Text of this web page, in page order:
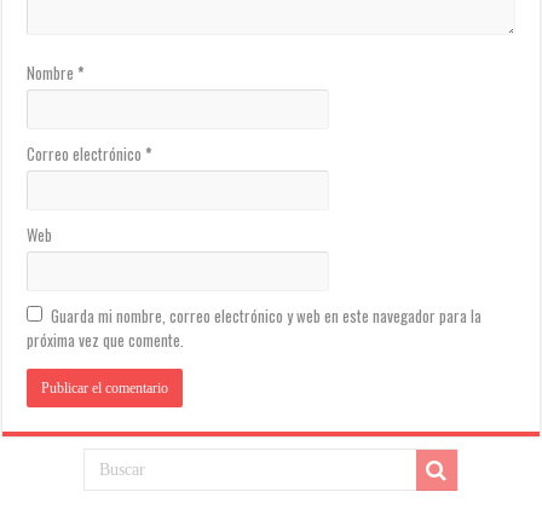
Nombre*
Correo electrónico*
Web
Guarda mi nombre, correo electrónico y web en este navegador para la
próxima vez que comente.